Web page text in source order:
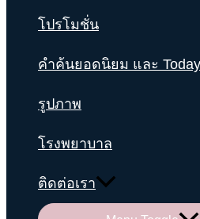
โปรโมชั่น
คำค้นยอดนิยม และ
รูปภาพ
โรงพยาบาล
ติดต่อเรา